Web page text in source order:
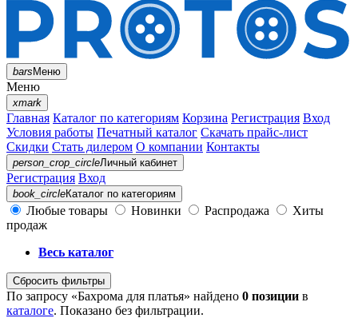
barsМеню
Меню
xmark
Главная Каталог по категориям Корзина Регистрация Вход
Условия работы Печатный каталог Скачать прайс-лист
Скидки Стать дилером О компании Контакты
person_crop_circleЛичный кабинет
Регистрация Вход
book_circleКаталог по категориям
Любые товары Новинки Распродажа
Хиты
продаж
Весь каталог
Сбросить фильтры
По запросу «Бахрома для платья» найдено 0 позиции в
каталоге. Показано без фильтрации.